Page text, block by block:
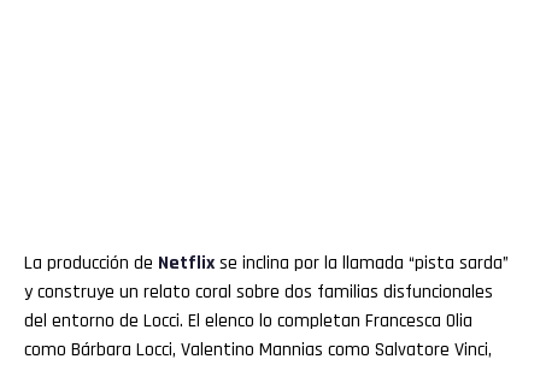
La producción de Netflixse inclina por la llamada “pista sarda”
y construye un relato coral sobre dos familias disfuncionales
del entorno de Locci. El elenco lo completan Francesca Olia
como Bárbara Locci, Valentino Mannias como Salvatore Vinci,